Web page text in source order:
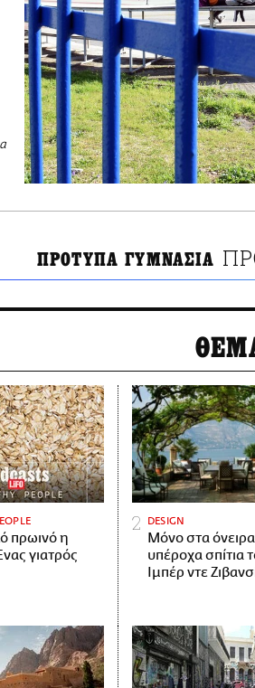
ΠΡΟΤΥΠΑ ΓΥΜΝΑΣΙΑ
πρωινό η
γιατρός
DESIGN
Μόνο στα
υπέροχα σπίτια
Ιμπέρ ντε